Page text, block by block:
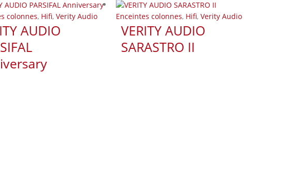
colonnes, Hifi,Verity Audio
AUDIO
Enceintes colonnes, Hifi,Verity Audio
VERITY AUDIO
SARASTRO II